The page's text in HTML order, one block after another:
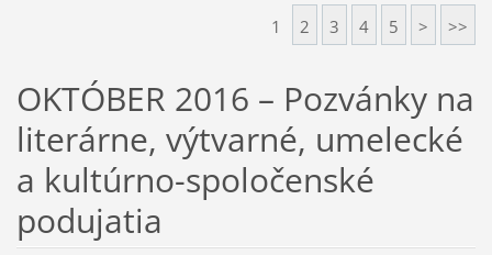
1 2 3 4 5 > >>
OKTÓBER 2016 – Pozvánky na
literárne, výtvarné, umelecké
a kultúrno-spoločenské
podujatia